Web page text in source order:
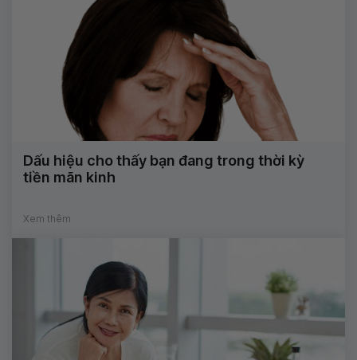
Dấu hiệu cho thấy bạn đang trong thời kỳ
tiền mãn kinh
Xem thêm